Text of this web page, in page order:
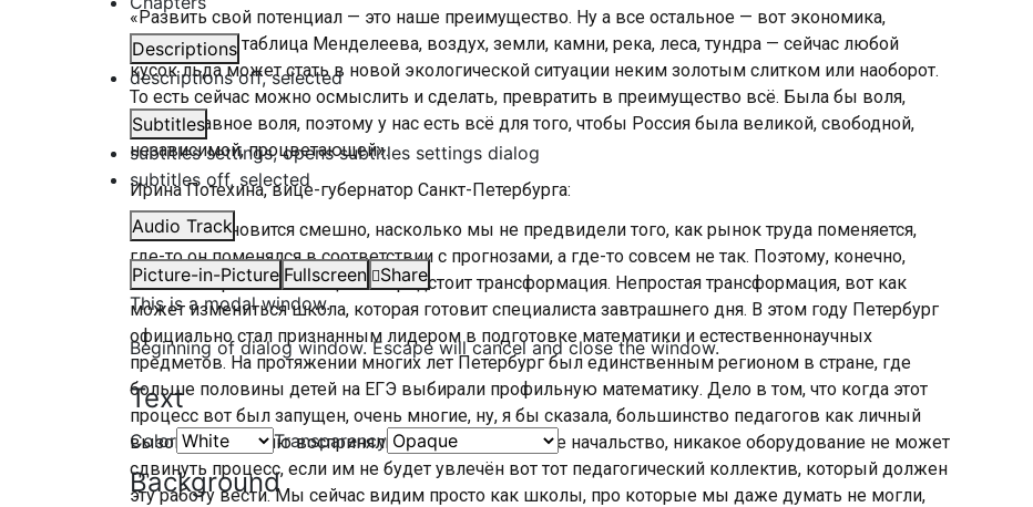
Descriptions
descriptions off, selected
Subtitles
subtitles settings, opens subtitles settings dialog
subtitles off, selected
Audio Track
Picture-in-Picture Fullscreen
Share
This is a modal window.
Beginning of dialog window. Escape will cancel and close the window.
Text
Color Transparency
Background
«Развить свой потенциал — это наше преимущество. Ну а все остальное — вот экономика,
ресурсы, вся таблица Менделеева, воздух, земли, камни, река, леса, тундра — сейчас любой
кусок льда может стать в новой экологической ситуации неким золотым слитком или наоборот.
То есть сейчас можно осмыслить и сделать, превратить в преимущество всё. Была бы воля,
самое главное воля, поэтому у нас есть всё для того, чтобы Россия была великой, свободной,
независимой, процветающей».
Ирина Потехина, вице-губернатор Санкт-Петербурга:
«Иногда становится смешно, насколько мы не предвидели того, как рынок труда поменяется,
где-то он поменялся в соответствии с прогнозами, а где-то совсем не так. Поэтому, конечно,
системе образования в целом предстоит трансформация. Непростая трансформация, вот как
может измениться школа, которая готовит специалиста завтрашнего дня. В этом году Петербург
официально стал признанным лидером в подготовке математики и естественнонаучных
предметов. На протяжении многих лет Петербург был единственным регионом в стране, где
больше половины детей на ЕГЭ выбирали профильную математику. Дело в том, что когда этот
процесс вот был запущен, очень многие, ну, я бы сказала, большинство педагогов как личный
вызов эту историю восприняли, потому что никакое начальство, никакое оборудование не может
сдвинуть процесс, если им не будет увлечён вот тот педагогический коллектив, который должен
эту работу вести. Мы сейчас видим просто как школы, про которые мы даже думать не могли,